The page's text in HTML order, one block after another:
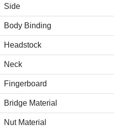
Side
Body Binding
Headstock
Neck
Fingerboard
Bridge Material
Nut Material